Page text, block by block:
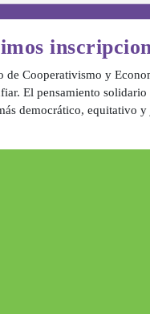
Cooperativismo y
El pensamiento
democrático, equitativo y